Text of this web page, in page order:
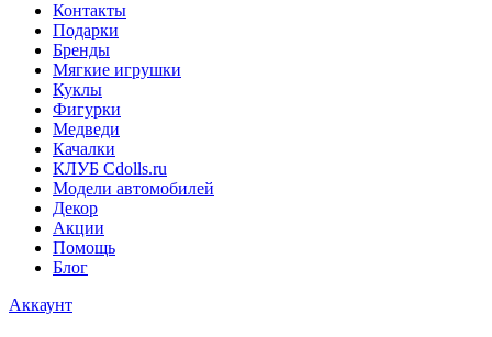
Контакты
Подарки
Бренды
Мягкие игрушки
Куклы
Фигурки
Медведи
Качалки
КЛУБ Cdolls.ru
Модели автомобилей
Декор
Акции
Помощь
Блог
Аккаунт